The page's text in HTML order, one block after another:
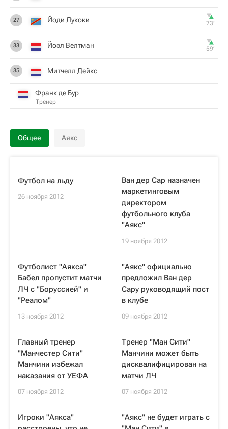
27 Йоди Лукоки 73‎’‎
33 Йоэл Велтман 59‎’‎
35 Митчелл Дейкс
Франк де Бур
Тренер
Общее Аякс
Футбол на льду
26 ноября 2012
Ван дер Сар назначен
маркетинговым
директором
футбольного клуба
"Аякс"
19 ноября 2012
Футболист "Аякса"
Бабел пропустит матчи
ЛЧ с "Боруссией" и
"Реалом"
13 ноября 2012
"Аякс" официально
предложил Ван дер
Сару руководящий пост
в клубе
09 ноября 2012
Главный тренер
"Манчестер Сити"
Манчини избежал
наказания от УЕФА
07 ноября 2012
Тренер "Ман Сити"
Манчини может быть
дисквалифицирован на
матчи ЛЧ
07 ноября 2012
Игроки "Аякса"
"Аякс" не будет играть с